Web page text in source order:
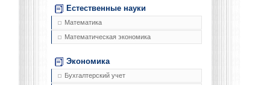
Естественные науки
Математика
Математическая экономика
Экономика
Бухгалтерский учет